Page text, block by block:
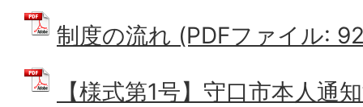
制度の流れ (PDFファイル:
【様式第1号】守口市本人通